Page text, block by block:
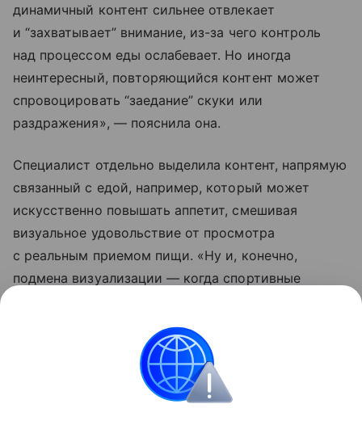
динамичный контент сильнее отвлекает
и “захватывает” внимание, из-за чего контроль
над процессом еды ослабевает. Но иногда
неинтересный, повторяющийся контент может
спровоцировать “заедание” скуки или
раздражения», — пояснила она.
Специалист отдельно выделила контент, напрямую
связанный с едой, например, который может
искусственно повышать аппетит, смешивая
визуальное удовольствие от просмотра
с реальным приемом пищи. «Ну и, конечно,
подмена визуализации — когда спортивные
подсознательно человек воспринимает такой вид
питания, как правильный, приводящий к стройной
или накаченной фигуре и успеху», — добавила